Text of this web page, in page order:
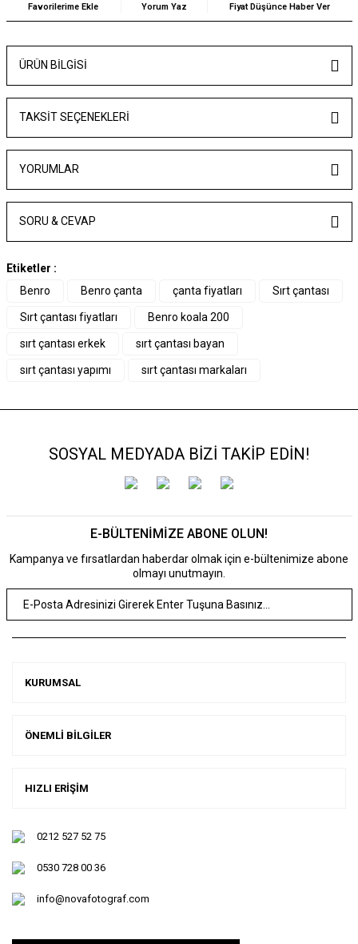
Yorum Yaz Fiyat Düşünce Haber Ver
ÜRÜN BILGISI
TAKSIT SEÇENEKLERI
YORUMLAR
SORU & CEVAP
Etiketler :
Benro
Benro çanta çanta fiyatları Sırt çantası
Sırt çantası fiyatları Benro koala 200
sırt çantası erkek sırt çantası bayan
sırt çantası yapımı sırt çantası markaları
SOSYAL MEDYADA BİZİ TAKİP EDİN!
E-BÜLTENİMİZE ABONE OLUN!
Kampanya ve fırsatlardan haberdar olmak için e-bültenimize abone
olmayı unutmayın.
KURUMSAL
ÖNEMLİ BİLGİLER
HIZLI ERİŞİM
0212 527 52 75
0530 728 00 36
info@novafotograf.com